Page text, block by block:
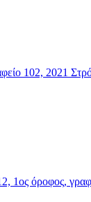
102, 2021
1ος όροφος,